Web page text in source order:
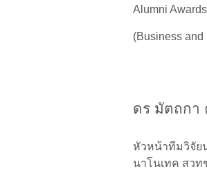
Alumni
(Business and
ดร มัตถกา
หัวหน้าทีมวิจัย
นาโนเทค สวท